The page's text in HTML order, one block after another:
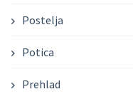
Postelja
Potica
Prehlad